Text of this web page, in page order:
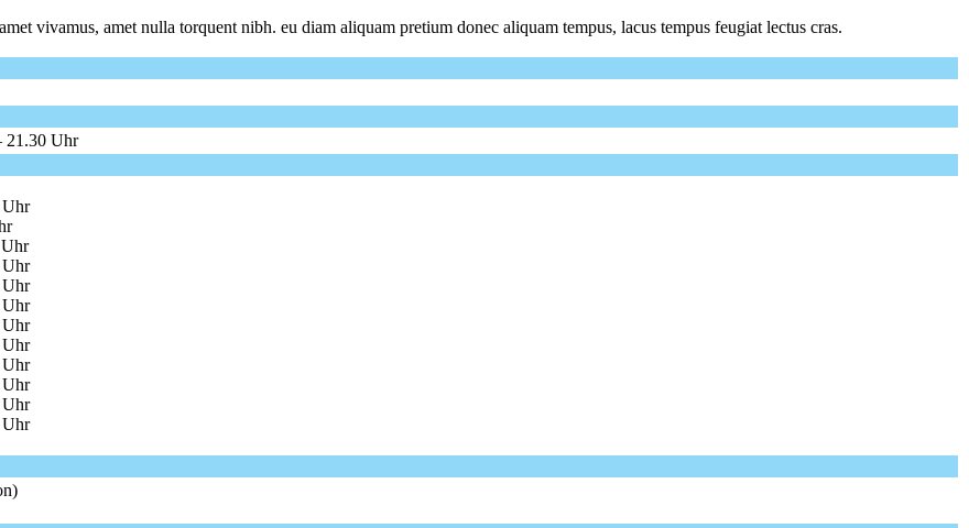
vivamus, amet nulla torquent nibh. eu diam aliquam pretium donec aliquam tempus, lacus tempus feugiat lectus cras.
21.30 Uhr